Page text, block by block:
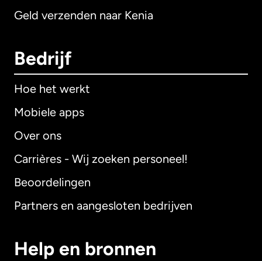
Geld verzenden naar Kenia
Bedrijf
Hoe het werkt
Mobiele apps
Over ons
Carrières - Wij zoeken personeel!
Beoordelingen
Partners en aangesloten bedrijven
Help en bronnen